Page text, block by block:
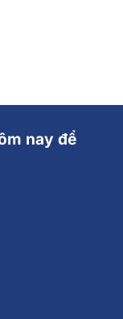
nay để